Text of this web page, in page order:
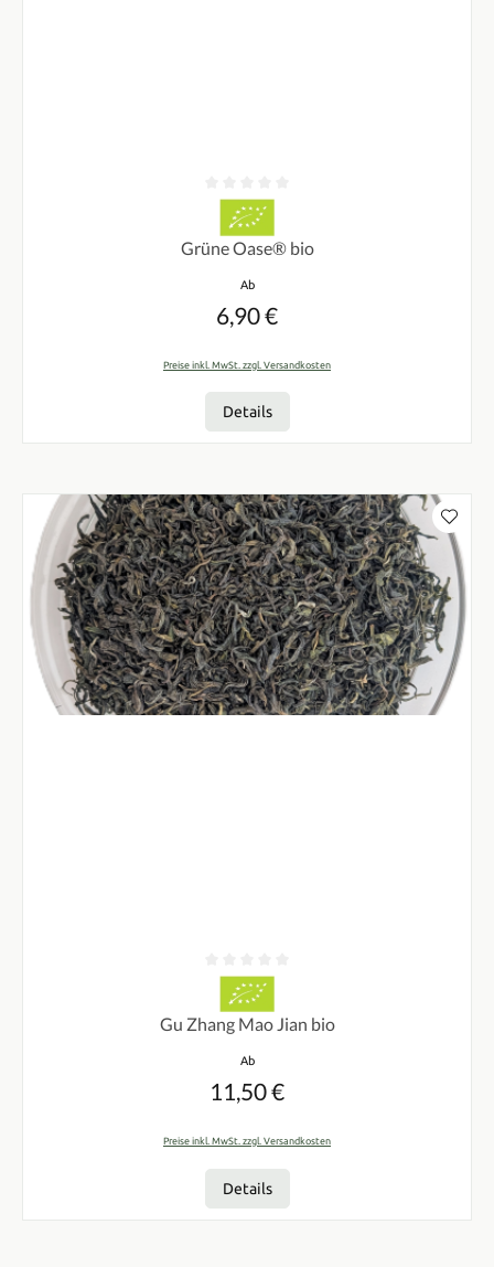
Durchschnittliche Bewertung von 0 von 5 Sternen
Grüne Oase® bio
Regulärer Preis:
Ab
6,90 €
Preise inkl. MwSt. zzgl. Versandkosten
Details
Durchschnittliche Bewertung von 0 von 5 Sternen
Gu Zhang Mao Jian bio
Regulärer Preis:
Ab
11,50 €
Preise inkl. MwSt. zzgl. Versandkosten
Details